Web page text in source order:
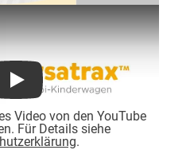
Video von den YouTube
Für Details siehe
.
Play